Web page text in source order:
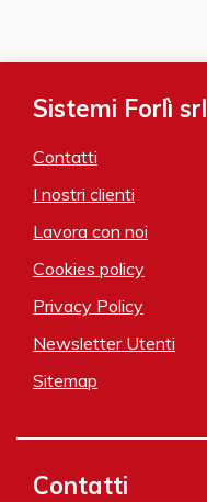
Sistemi Forlì srl
Contatti
I nostri clienti
Lavora con noi
Cookies policy
Privacy Policy
Newsletter Utenti
Sitemap
Contatti